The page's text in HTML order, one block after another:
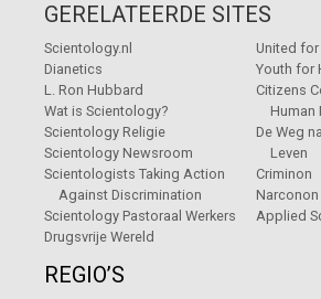
GERELATEERDE SITES
Scientology.nl
Dianetics
L. Ron Hubbard
Wat is Scientology?
Scientology Religie
Scientology Newsroom
Scientologists Taking Action
Against Discrimination
Scientology Pastoraal Werkers
Drugsvrije Wereld
United for
Youth for
Citizens
Human
De Weg
Leven
Criminon
Narconon
Applied
REGIO’S